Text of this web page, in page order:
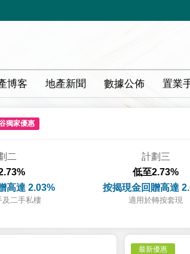
博客 地產新聞 數據公佈 置業
獨家優惠
二
高達 2.03%
及二手私樓
計劃三
低至2.73%
按揭現金回贈高達
適用於轉按套現
最新優惠